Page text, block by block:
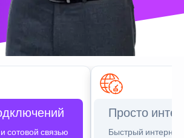
сотовой связью
Просто
Быстрый интернет